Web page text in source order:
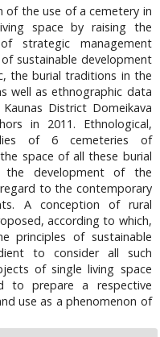
of the use of a cemetery in
space by raising the
strategic management
sustainable development
the burial traditions in the
well as ethnographic data
District Domeikava
in 2011. Ethnological,
of 6 cemeteries of
space of all these burial
the development of the
to the contemporary
A conception of rural
according to which,
principles of sustainable
to consider all such
of single living space
to prepare a respective
use as a phenomenon of